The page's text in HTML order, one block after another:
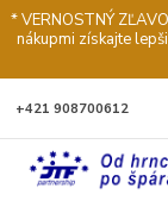
* VERNOSTNÝ
nákupmi získajte
+421 908700612